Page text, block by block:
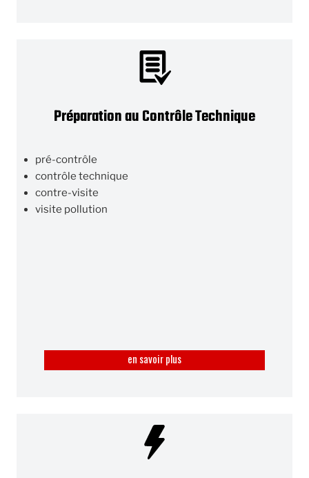
Préparation au Contrôle Technique
pré-contrôle
contrôle technique
contre-visite
visite pollution
en savoir plus